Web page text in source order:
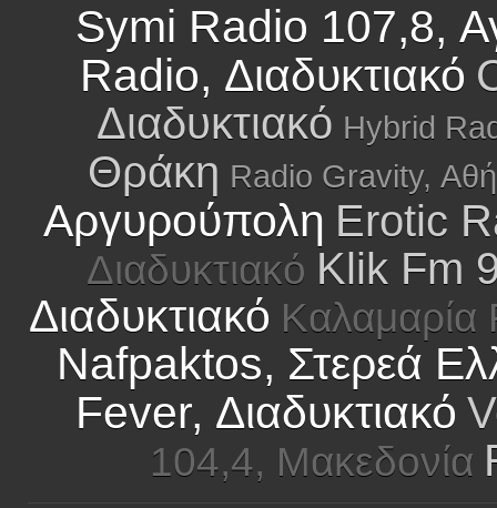
Symi Radio 107,8,
Radio, Διαδυκτιακό
Διαδυκτιακό Hybrid
Θράκη Radio Gravity,
Αργυρούπολη Erotic
Διαδυκτιακό Klik Fm
Διαδυκτιακό Καλαμαρία
Nafpaktos, Στερεά
Fever, Διαδυκτιακό
104,4, Μακεδονία